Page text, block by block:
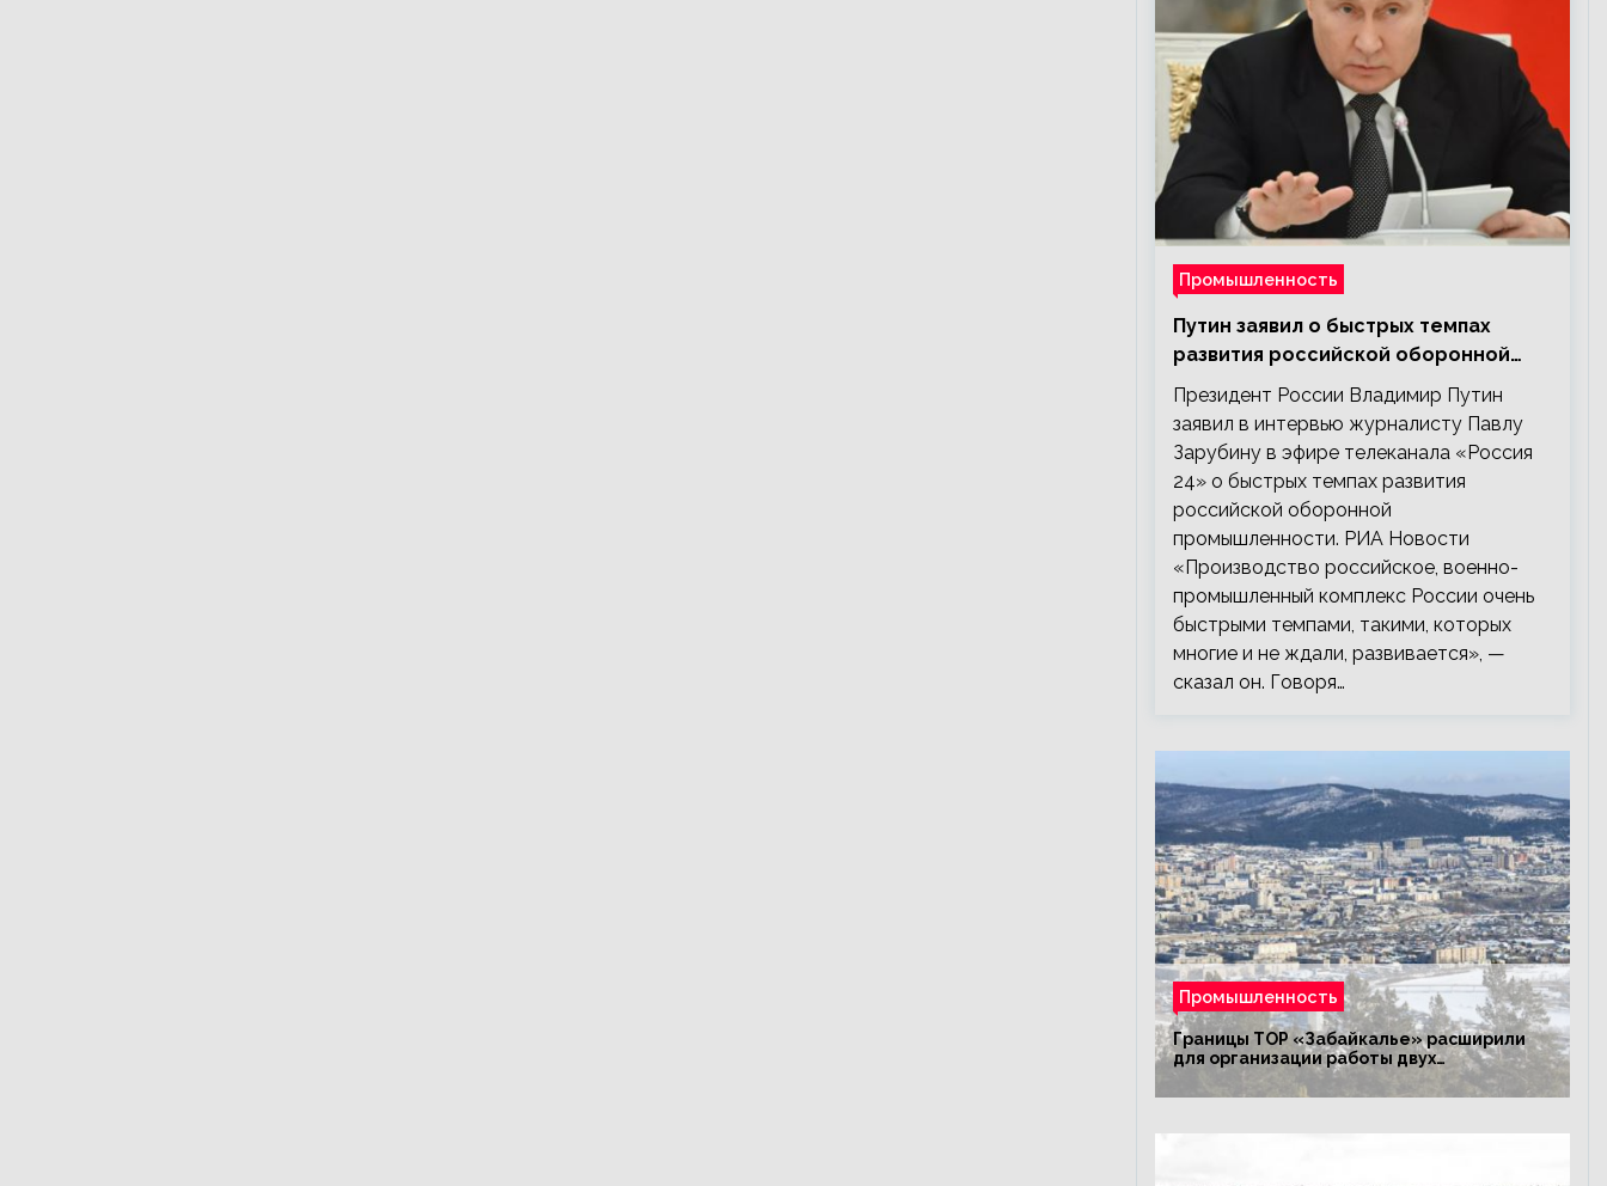
Промышленность
Путин заявил о быстрых темпах
развития российской оборонной
промышленности
Президент России Владимир Путин
заявил в интервью журналисту Павлу
Зарубину в эфире телеканала «Россия
24» о быстрых темпах развития
российской оборонной
промышленности. РИА Новости
«Производство российское, военно-
промышленный комплекс России очень
быстрыми темпами, такими, которых
многие и не ждали, развивается», —
сказал он. Говоря…
Промышленность
Границы ТОР «Забайкалье» расширили
для организации работы двух
промышленных предприятий